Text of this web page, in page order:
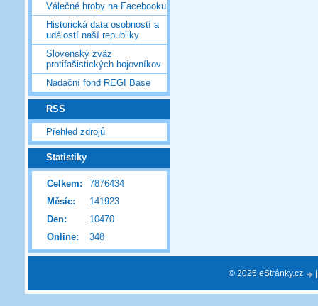
Válečné hroby na Facebooku
Historická data osobností a
událostí naší republiky
Slovenský zväz
protifašistických bojovníkov
Nadační fond REGI Base
RSS
Přehled zdrojů
Statistiky
Online: 348
Celkem:
7876434
Měsíc:
141923
Den:
10470
© 2026 eStránky.cz